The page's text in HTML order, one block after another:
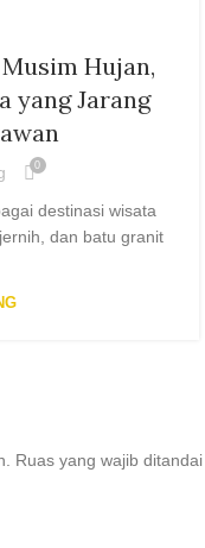
Hujan,
yang Jarang
0
destinasi wisata
dan batu granit
Ruas yang wajib ditandai